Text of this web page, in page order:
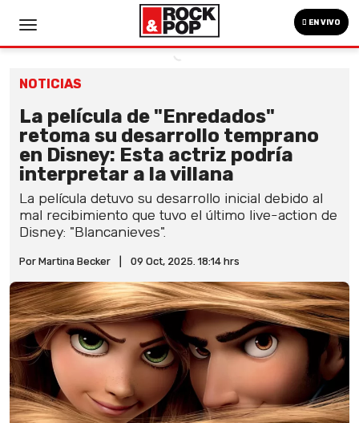
EN VIVO
NOTICIAS
La película de "Enredados"
retoma su desarrollo temprano
en Disney: Esta actriz podría
interpretar a la villana
La película detuvo su desarrollo inicial debido al
mal recibimiento que tuvo el último live-action de
Disney: "Blancanieves".
Por Martina Becker 09 Oct, 2025. 18:14 hrs